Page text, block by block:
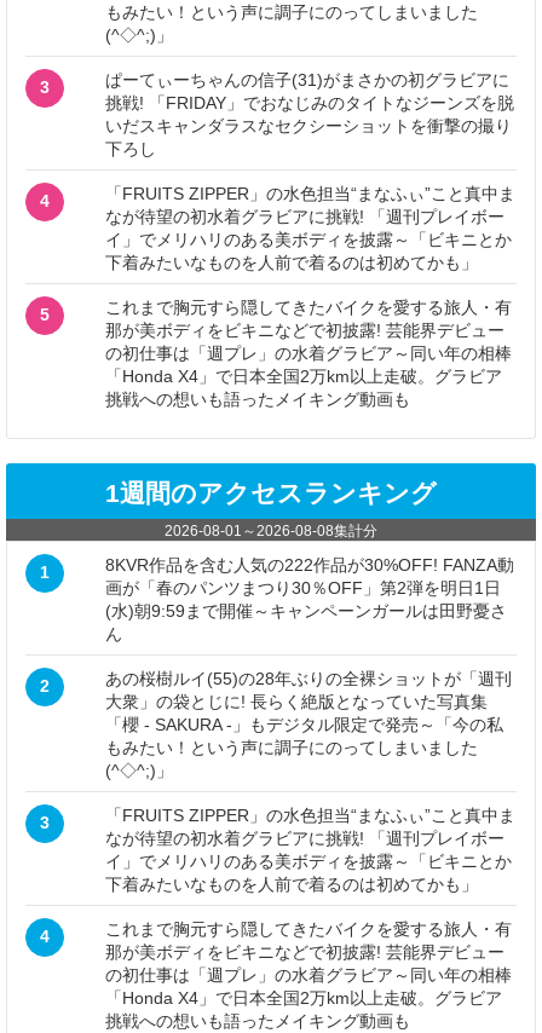
もみたい！という声に調子にのってしまいました
(^◇^;)」
3
ぱーてぃーちゃんの信子(31)がまさかの初グラビアに
挑戦! 「FRIDAY」でおなじみのタイトなジーンズを脱
いだスキャンダラスなセクシーショットを衝撃の撮り
下ろし
4
「FRUITS ZIPPER」の水色担当“まなふぃ”こと真中ま
なが待望の初水着グラビアに挑戦! 「週刊プレイボー
イ」でメリハリのある美ボディを披露～「ビキニとか
下着みたいなものを人前で着るのは初めてかも」
5
これまで胸元すら隠してきたバイクを愛する旅人・有
那が美ボディをビキニなどで初披露! 芸能界デビュー
の初仕事は「週プレ」の水着グラビア～同い年の相棒
「Honda X4」で日本全国2万km以上走破。グラビア
挑戦への想いも語ったメイキング動画も
1週間のアクセスランキング
2026-08-01 ～2026-08-08集計分
1
8KVR作品を含む人気の222作品が30%OFF! FANZA動
画が「春のパンツまつり30％OFF」第2弾を明日1日
(水)朝9:59まで開催～キャンペーンガールは田野憂さ
ん
2
あの桜樹ルイ(55)の28年ぶりの全裸ショットが「週刊
大衆」の袋とじに! 長らく絶版となっていた写真集
「櫻 - SAKURA -」もデジタル限定で発売～「今の私
もみたい！という声に調子にのってしまいました
(^◇^;)」
3
「FRUITS ZIPPER」の水色担当“まなふぃ”こと真中ま
なが待望の初水着グラビアに挑戦! 「週刊プレイボー
イ」でメリハリのある美ボディを披露～「ビキニとか
下着みたいなものを人前で着るのは初めてかも」
4
これまで胸元すら隠してきたバイクを愛する旅人・有
那が美ボディをビキニなどで初披露! 芸能界デビュー
の初仕事は「週プレ」の水着グラビア～同い年の相棒
「Honda X4」で日本全国2万km以上走破。グラビア
挑戦への想いも語ったメイキング動画も